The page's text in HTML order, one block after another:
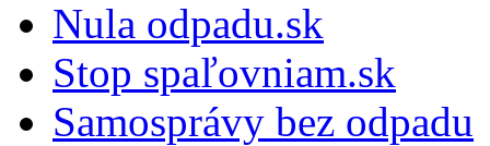
Nula odpadu.sk
Stop spaľovniam.sk
Samosprávy bez odpadu